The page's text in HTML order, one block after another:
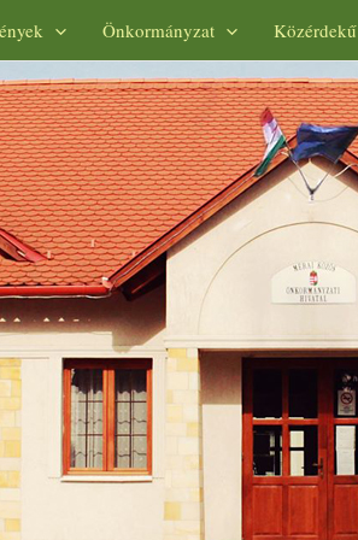
Önkormányzat Közérdekű